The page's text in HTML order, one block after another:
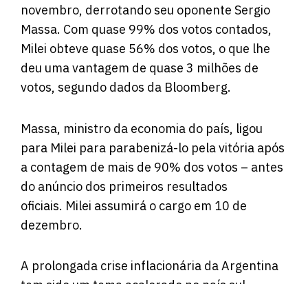
novembro, derrotando seu oponente Sergio
Massa. Com quase 99% dos votos contados,
Milei obteve quase 56% dos votos, o que lhe
deu uma vantagem de quase 3 milhões de
votos, segundo dados da Bloomberg.
Massa, ministro da economia do país, ligou
para Milei para parabenizá-lo pela vitória após
a contagem de mais de 90% dos votos – antes
do anúncio dos primeiros resultados
oficiais. Milei assumirá o cargo em 10 de
dezembro.
A prolongada crise inflacionária da Argentina